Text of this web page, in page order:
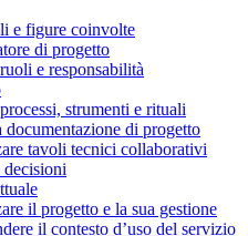
e figure coinvolte
di progetto
e responsabilità
strumenti e rituali
documentazione di progetto
tavoli tecnici collaborativi
decisioni
il progetto e la sua gestione
il contesto d’uso del servizio